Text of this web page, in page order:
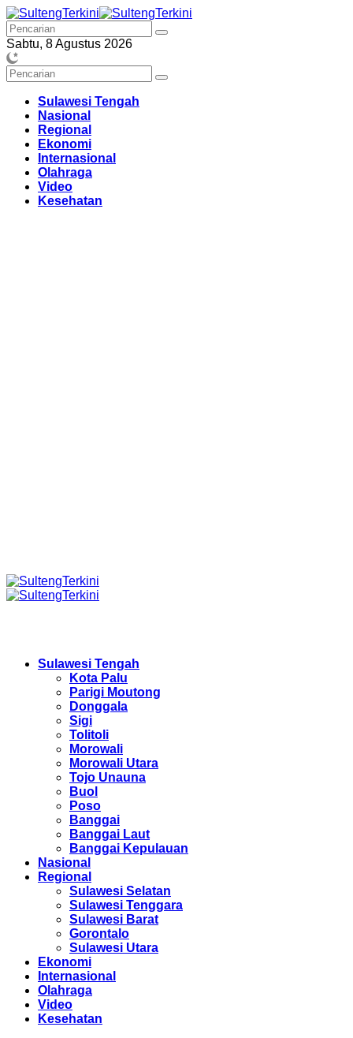
Langsung
ke
konten
Sabtu, 8 Agustus 2026
Sulawesi Tengah
Nasional
Regional
Ekonomi
Internasional
Olahraga
Video
Kesehatan
Sulawesi Tengah
Kota Palu
Parigi Moutong
Donggala
Sigi
Tolitoli
Morowali
Morowali Utara
Tojo Unauna
Buol
Poso
Banggai
Banggai Laut
Banggai Kepulauan
Nasional
Regional
Sulawesi Selatan
Sulawesi Tenggara
Sulawesi Barat
Gorontalo
Sulawesi Utara
Ekonomi
Internasional
Olahraga
Video
Kesehatan